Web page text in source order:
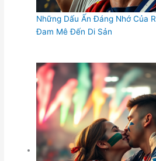
Những Dấu Ấn Đáng Nhớ Của
Đam Mê Đến Di Sản